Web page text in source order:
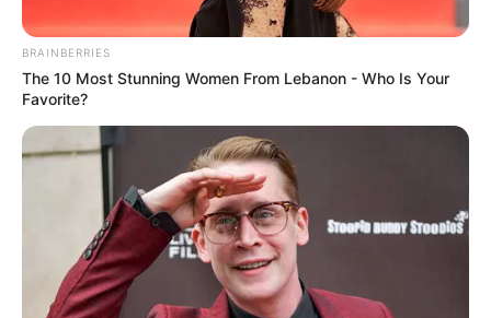
BRAINBERRIES
The 10 Most Stunning Women From Lebanon - Who Is Your
Favorite?